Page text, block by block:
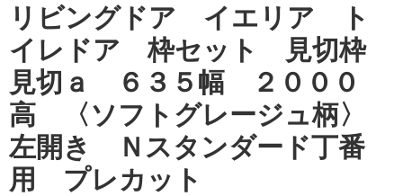
リビングドア イエリア ト
イレドア 枠セット 見切枠
見切ａ ６３５幅 ２０００
高 〈ソフトグレージュ柄〉
左開き Ｎスタンダード丁番
用 プレカット